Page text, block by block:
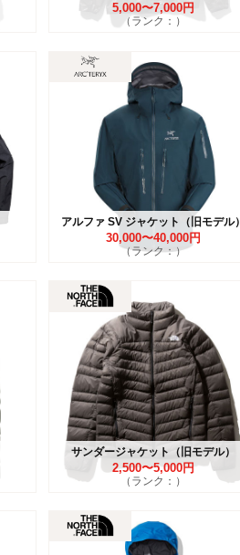
5,000〜7,000円
（ランク：）
アルファ SV ジャケット（旧モデル）
30,000〜40,000円
（ランク：）
サンダージャケット（旧モデル）
2,500〜5,000円
（ランク：）